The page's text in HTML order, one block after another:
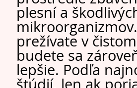
plesní a
prežívate v
budete sa
lepšie. Podľa